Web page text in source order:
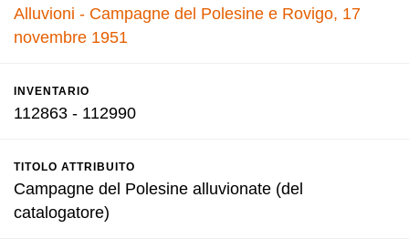
Alluvioni - Campagne del Polesine e Rovigo, 17
novembre 1951
INVENTARIO
112863 - 112990
TITOLO ATTRIBUITO
Campagne del Polesine alluvionate (del
catalogatore)